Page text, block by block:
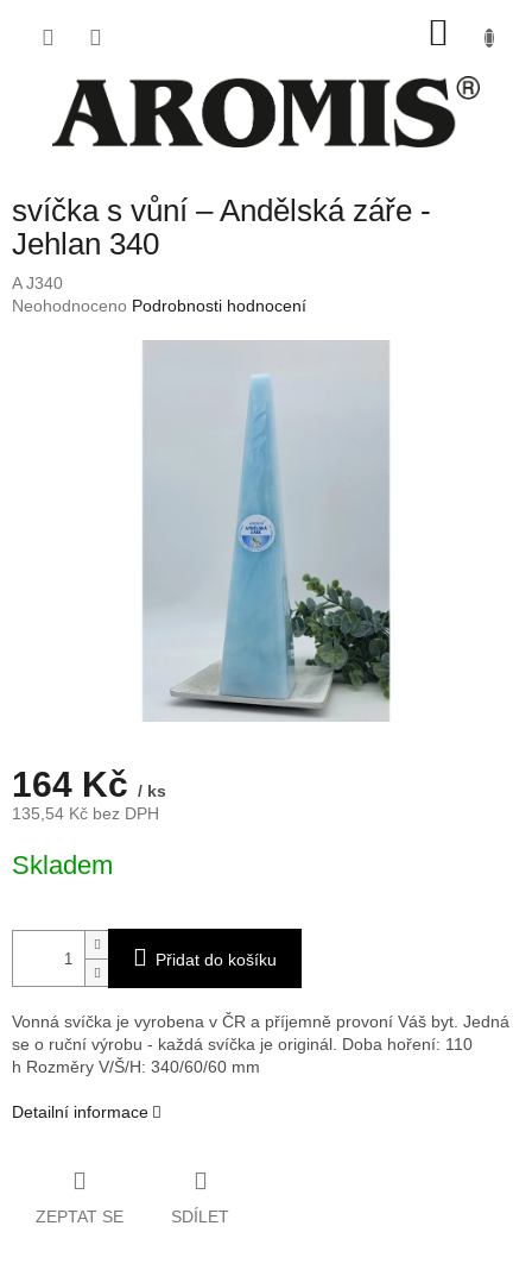
svíčka s vůní – Andělská záře -
Jehlan 340
A J340
Průměrné
Neohodnoceno Podrobnosti hodnocení
164 Kč / ks
135,54 Kč bez DPH
cena:
Skladem
Přidat do košíku
Vonná svíčka je vyrobena v ČR a příjemně provoní Váš byt. Jedná
se o ruční výrobu - každá svíčka je originál. Doba hoření: 110
h Rozměry V/Š/H: 340/60/60 mm
Detailní informace
ZEPTAT SE SDÍLET